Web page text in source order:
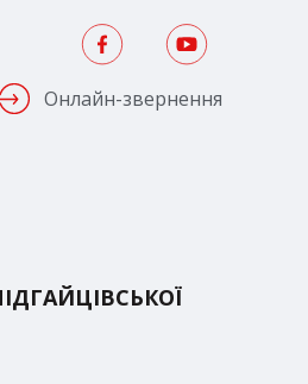
Онлайн-звернення